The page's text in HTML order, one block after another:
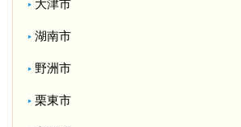
大津市
湖南市
野洲市
栗東市